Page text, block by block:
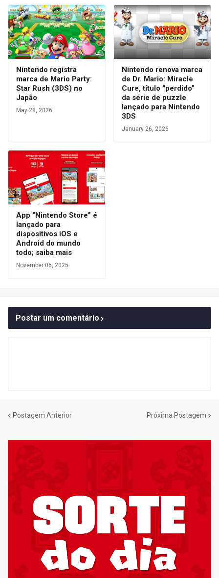
Nintendo registra
marca de Mario Party:
Star Rush (3DS) no
Japão
May 28, 2026
Nintendo renova marca
de Dr. Mario: Miracle
Cure, título “perdido”
da série de puzzle
lançado para Nintendo
3DS
January 26, 2026
App “Nintendo Store” é
lançado para
dispositivos iOS e
Android do mundo
todo; saiba mais
November 06, 2025
Postar um comentário
Postagem Anterior Próxima Postagem